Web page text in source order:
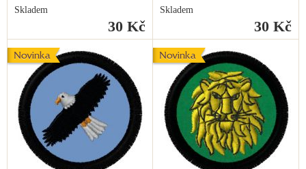
Skladem
30 Kč
Skladem
30 Kč
Novinka Novinka